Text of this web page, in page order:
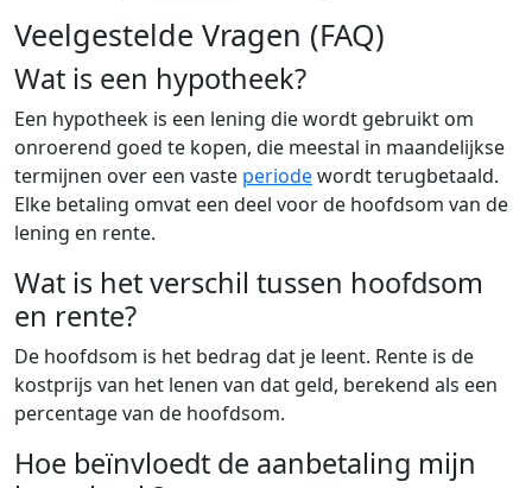
Veelgestelde Vragen (FAQ)
Wat is een hypotheek?
Een hypotheek is een lening die wordt gebruikt om
onroerend goed te kopen, die meestal in maandelijkse
termijnen over een vaste periodewordt terugbetaald.
Elke betaling omvat een deel voor de hoofdsom van de
lening en rente.
Wat is het verschil tussen hoofdsom
en rente?
De hoofdsom is het bedrag dat je leent. Rente is de
kostprijs van het lenen van dat geld, berekend als een
percentage van de hoofdsom.
Hoe beïnvloedt de aanbetaling mijn